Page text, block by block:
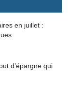
en juillet :
d’épargne qui